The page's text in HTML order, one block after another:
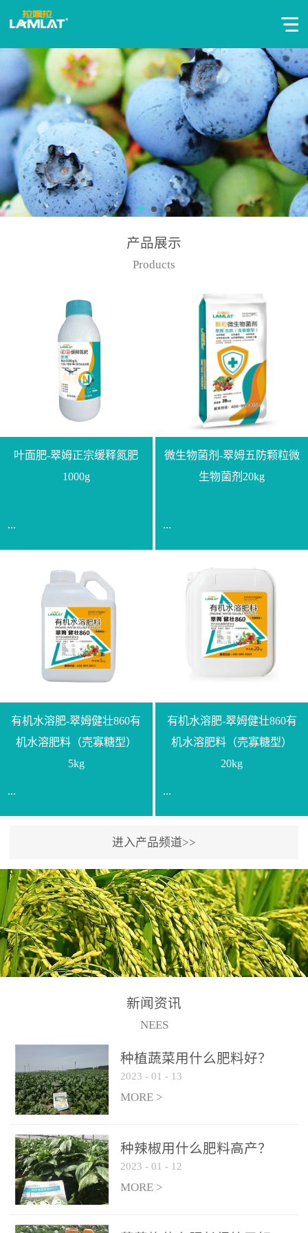
产品展示
Products
叶面肥-翠姆正宗缓释氮肥
1000g
...
【通用名称】脲甲醛缓释
氮肥【产品形态】水剂
【产品规格】1000g【技术
指标】N≥330g/L【企业标
准】Q/LML O01-2022【使
用方法】1、飞防：每亩
复配其他农药、肥料并提
高药效，间隔2-3周，可连
释均匀喷施苗床;移栽前一
天，用同样方法再喷施一
次。移栽前使用，储存在
苗株体内，移栽后，逐步
释放并快速补充营养。3、
作为补氮肥使用：30-100
倍喷施，在开花前期、幼
果期及采摘后各施一次，
间隔2-3周喷施一次。4、
作为叶面肥喷施使用：稀
周喷施一次。5、冲施及滴
灌：亩用量2-3公斤，冲施
进水75%后再进肥效果更
佳。
微生物菌剂-翠姆五防颗粒微
生物菌剂20kg
...
【通用名称】微生物菌剂
【产品剂型】颗粒【产品
规格】20kg【技术指标】
有效活菌数≥10.0亿/克【增
效物质】有机质≥40%;小分
子有机碳≥23%;壳寡糖
底肥：亩用本品40kg-
100kg可替代有机肥，配合
与复合肥、水溶肥或细土
混均后沟施、穴施、撒施
均可。3、沟施穴施:幼树
环状沟施，每棵用150-
200g，成年树放射状沟
施，每棵用0.5kg-1kg，可
拌肥施，也可拌土施。4、
拌苗床土：每平方米苗床
土用本品1kg-2kg与苗床土
混匀后播种。5、园林盆
土用本品30g-50g追肥或作
底肥。
有机水溶肥-翠姆健壮860有
机水溶肥料（壳寡糖型）
5kg
...
【通用名称】有机水溶肥
料【产品剂型】水剂【产
品规格】5kg、20kg【技术
指标】有机质≥200g/L、
N+K2O70g/L、PH:6.5-
8.5、水不溶物≤50g/L【执
行标准】NY/T3831-
(2019)准字15306号【使用
灌及无土栽培和营养液的
配方施肥。1、苗期冲施、
滴灌:3-5kg/亩/次(45-75kg/
公顷/次)。2、花前花后或
生长前期︰冲施、滴灌2.5-
5kg/亩/次配合大量元素水
溶肥一起使用，花芽、花
苞饱满，座果率高。3、幼
有机水溶肥-翠姆健壮860有
机水溶肥料（壳寡糖型）
20kg
...
【通用名称】有机水溶肥
料【产品剂型】水剂【产
品规格】5kg、20kg【技术
指标】有机质≥200g/L、
N+K2O70g/L、PH:6.5-
8.5、水不溶物≤50g/L【执
行标准】NY/T3831-
(2019)准字15306号【使用
方法】适合于基施、追
灌及无土栽培和营养液的
配方施肥。1、苗期冲施、
5kg/亩/次配合大量元素水
进入产品频道>>
新闻资讯
NEES
种植蔬菜用什么肥料好？
2023 - 01 - 13
MORE >
种辣椒用什么肥料高产？
2023 - 01 - 12
MORE >